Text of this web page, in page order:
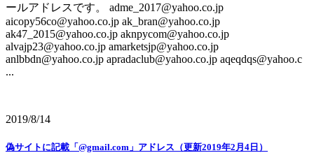
ールアドレスです。 adme_2017@yahoo.co.jp
aicopy56co@yahoo.co.jp ak_bran@yahoo.co.jp
ak47_2015@yahoo.co.jp aknpycom@yahoo.co.jp
alvajp23@yahoo.co.jp amarketsjp@yahoo.co.jp
anlbbdn@yahoo.co.jp apradaclub@yahoo.co.jp aqeqdqs@yahoo.c
...
2019/8/14
偽サイトに記載「@gmail.com」アドレス（更新2019年2月4日）